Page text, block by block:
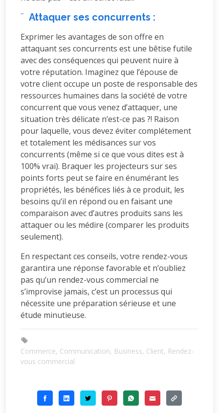
¨ Attaquer ses concurrents :
Exprimer les avantages de son offre en
attaquant ses concurrents est une bêtise futile
avec des conséquences qui peuvent nuire à
votre réputation. Imaginez que l’épouse de
votre client occupe un poste de responsable des
ressources humaines dans la société de votre
concurrent que vous venez d’attaquer, une
situation très délicate n’est-ce pas ?! Raison
pour laquelle, vous devez éviter complétement
et totalement les médisances sur vos
concurrents (même si ce que vous dites est à
100% vrai). Braquer les projecteurs sur ses
points forts peut se faire en énumérant les
propriétés, les bénéfices liés à ce produit, les
besoins qu’il en répond ou en faisant une
comparaison avec d’autres produits sans les
attaquer ou les médire (comparer les produits
seulement).
En respectant ces conseils, votre rendez-vous
garantira une réponse favorable et n’oubliez
pas qu’un rendez-vous commercial ne
s’improvise jamais, c’est un processus qui
nécessite une préparation sérieuse et une
étude minutieuse.
Commerce, Communication, Business, Client, Rendez-
vous commercial